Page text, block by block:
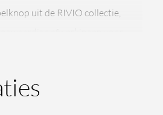
uit de RIVIO collectie,
kasten en
met vloeiende grip